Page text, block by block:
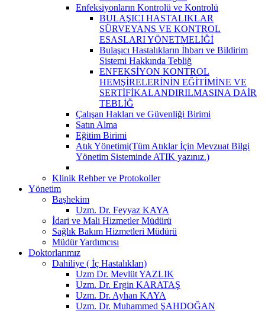
Enfeksiyonların Kontrolü ve Kontrolü
BULAŞICI HASTALIKLAR
SÜRVEYANS VE KONTROL
ESASLARI YÖNETMELİĞİ
Bulaşıcı Hastalıkların İhbarı ve Bildirim
Sistemi Hakkında Tebliğ
ENFEKSİYON KONTROL
HEMŞİRELERİNİN EĞİTİMİNE VE
SERTİFİKALANDIRILMASINA DAİR
TEBLİĞ
Çalışan Hakları ve Güvenliği Birimi
Satın Alma
Eğitim Birimi
Atık Yönetimi(Tüm Atıklar İçin Mevzuat Bilgi
Yönetim Sisteminde ATIK yazınız.)
Klinik Rehber ve Protokoller
Yönetim
Başhekim
Uzm. Dr. Feyyaz KAYA
İdari ve Mali Hizmetler Müdürü
Sağlık Bakım Hizmetleri Müdürü
Müdür Yardımcısı
Doktorlarımız
Dahiliye ( İç Hastalıkları)
Uzm Dr. Mevlüt YAZLIK
Uzm. Dr. Ergin KARATAŞ
Uzm. Dr. Ayhan KAYA
Uzm. Dr. Muhammed ŞAHDOĞAN